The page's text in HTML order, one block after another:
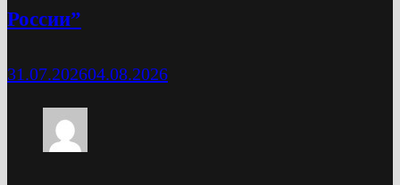
России”
31.07.202604.08.2026